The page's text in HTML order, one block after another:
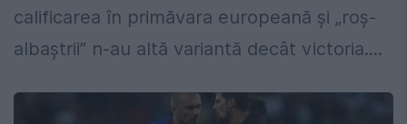
calificarea în primăvara europeană și „roș-
albaștrii” n-au altă variantă decât victoria....